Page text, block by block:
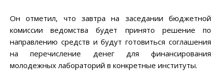
Он отметил, что завтра на заседании бюджетной
комиссии ведомства будет принято решение по
направлению средств и будут готовиться соглашения
на перечисление денег для финансирования
молодежных лабораторий в конкретные институты.